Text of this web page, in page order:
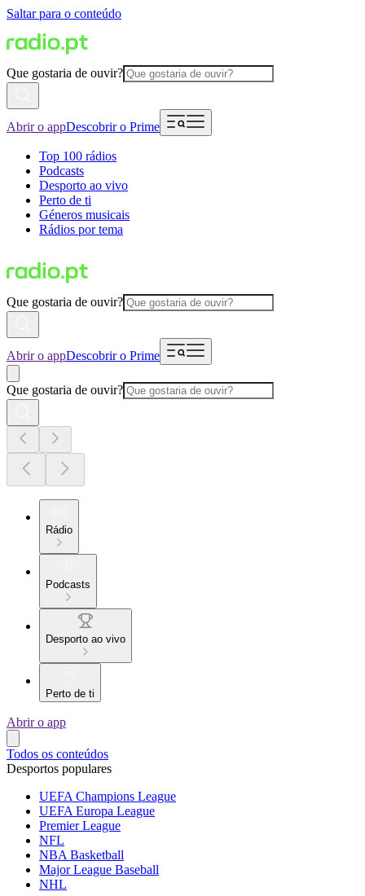
Saltar para o conteúdo
Que gostaria de ouvir?
Abrir o appDescobrir o Prime
Top 100 rádios
Podcasts
Desporto ao vivo
Perto de ti
Géneros musicais
Rádios por tema
Que gostaria de ouvir?
Abrir o appDescobrir o Prime
Que gostaria de ouvir?
Rádio
Podcasts
Desporto ao vivo
Perto de ti
Abrir o app
Todos os conteúdos
Desportos populares
UEFA Champions League
UEFA Europa League
Premier League
NFL
NBA Basketball
Major League Baseball
NHL